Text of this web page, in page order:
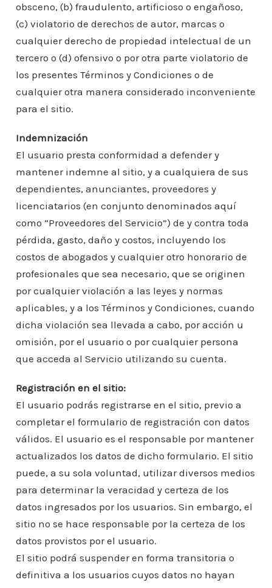
obsceno, (b) fraudulento, artificioso o engañoso,
(c) violatorio de derechos de autor, marcas o
cualquier derecho de propiedad intelectual de un
tercero o (d) ofensivo o por otra parte violatorio de
los presentes Términos y Condiciones o de
cualquier otra manera considerado inconveniente
para el sitio.
Indemnización
El usuario presta conformidad a defender y
mantener indemne al sitio, y a cualquiera de sus
dependientes, anunciantes, proveedores y
licenciatarios (en conjunto denominados aquí
como “Proveedores del Servicio”) de y contra toda
pérdida, gasto, daño y costos, incluyendo los
costos de abogados y cualquier otro honorario de
profesionales que sea necesario, que se originen
por cualquier violación a las leyes y normas
aplicables, y a los Términos y Condiciones, cuando
dicha violación sea llevada a cabo, por acción u
omisión, por el usuario o por cualquier persona
que acceda al Servicio utilizando su cuenta.
Registración en el sitio:
El usuario podrás registrarse en el sitio, previo a
completar el formulario de registración con datos
válidos. El usuario es el responsable por mantener
actualizados los datos de dicho formulario. El sitio
puede, a su sola voluntad, utilizar diversos medios
para determinar la veracidad y certeza de los
datos ingresados por los usuarios. Sin embargo, el
sitio no se hace responsable por la certeza de los
datos provistos por el usuario.
El sitio podrá suspender en forma transitoria o
definitiva a los usuarios cuyos datos no hayan